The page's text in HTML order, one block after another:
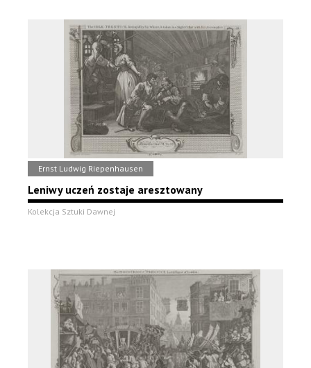
Ernst Ludwig Riepenhausen
Leniwy uczeń zostaje aresztowany
Kolekcja Sztuki Dawnej